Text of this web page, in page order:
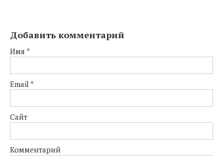
Добавить комментарий
Имя *
Email *
Сайт
Комментарий